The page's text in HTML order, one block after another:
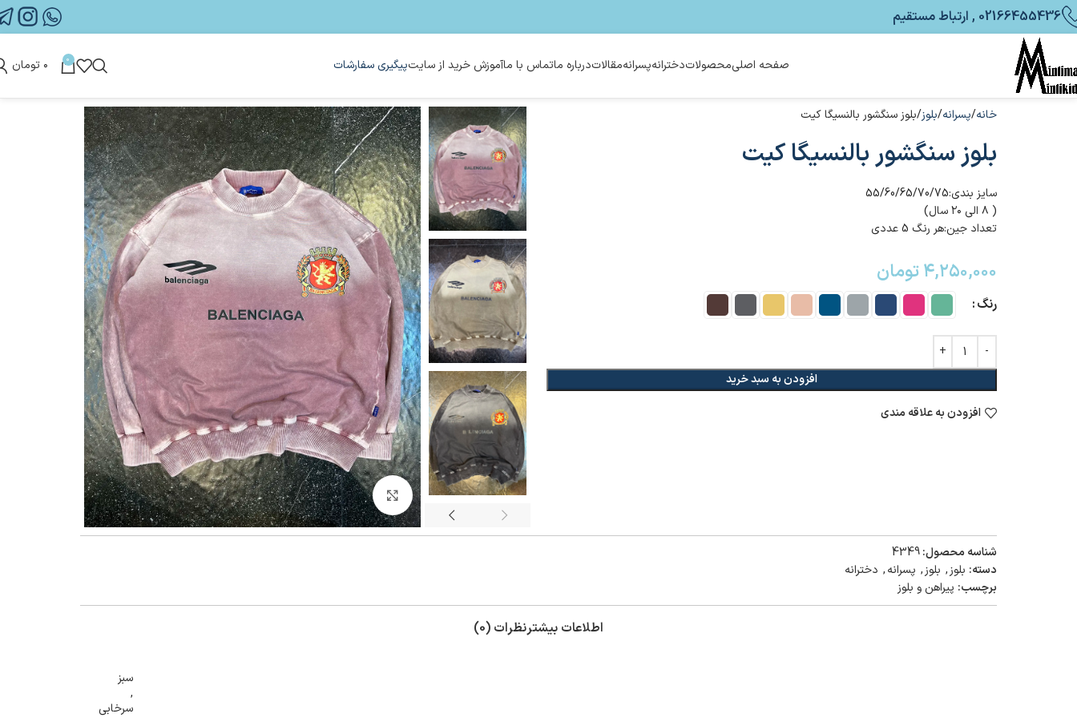
02166455436 , ارتباط مستقیم
صفحه اصلیمحصولاتدخترانهپسرانهمقالاتدرباره ماتماس با ماآموزش خرید از سایتپیگیری سفارشات 0 ۰ تومان
خانه پسرانه بلوز بلوز سنگشور بالنسیگا کیت
بلوز سنگشور بالنسیگا کیت
سایز بندی:55/60/65/70/75
( ۸ الی ۲۰ سال)
تعداد جین:هر رنگ 5 عددی
۴,۲۵۰,۰۰۰تومان
رنگ
افزودن به سبد خرید
افزودن به علاقه مندی
بزرگنمایی تصویر
شناسه محصول:4349
دسته: بلوز, بلوز, پسرانه, دخترانه
برچسب: پیراهن و بلوز
اطلاعات بیشترنظرات (0)
سبز
,
سرخابی